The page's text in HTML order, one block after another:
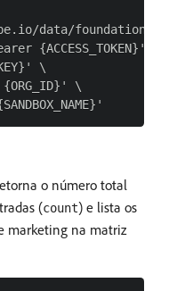
data/foundation/
{ACCESS_TOKEN}' \
\
\
o número total
(count) e lista os
marketing na matriz